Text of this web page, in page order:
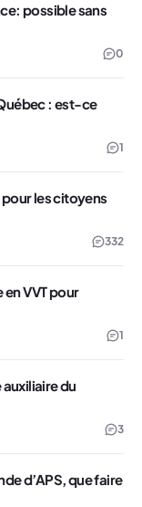
possible sans
0
: est-ce
1
pour les citoyens
332
VVT pour
1
du
3
d’APS, que faire